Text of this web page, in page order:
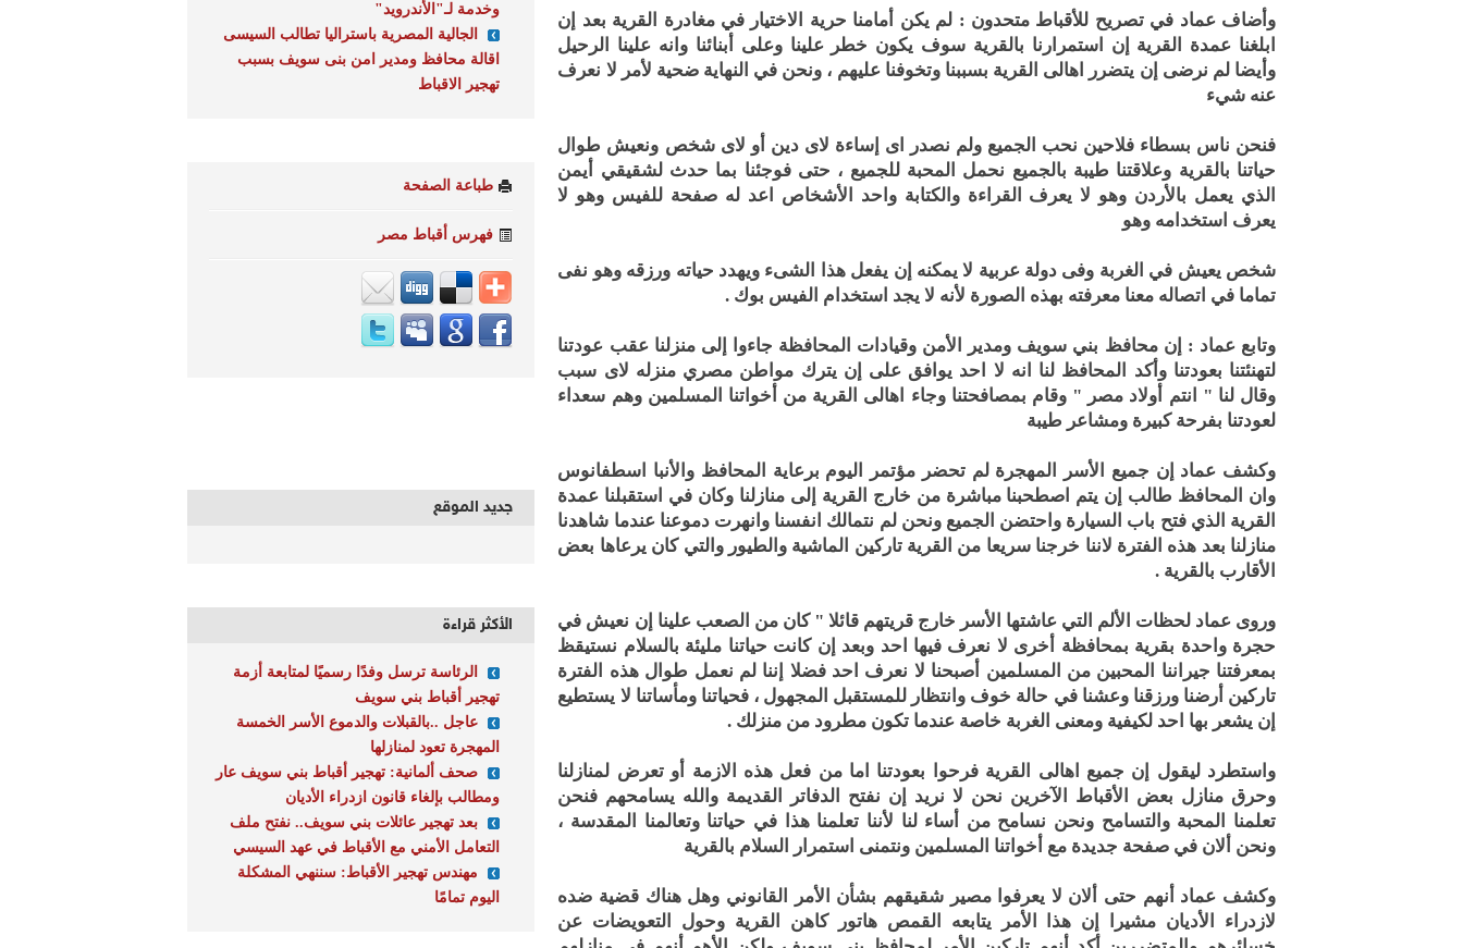
وأضاف عماد في تصريح للأقباط متحدون : لم يكن أمامنا حرية الاختيار في مغادرة القرية بعد إن
ابلغنا عمدة القرية إن استمرارنا بالقرية سوف يكون خطر علينا وعلى أبنائنا وانه علينا الرحيل
وأيضا لم نرضى إن يتضرر اهالى القرية بسببنا وتخوفنا عليهم ، ونحن في النهاية ضحية لأمر لا نعرف
عنه شيء
فنحن ناس بسطاء فلاحين نحب الجميع ولم نصدر اى إساءة لاى دين أو لاى شخص ونعيش طوال
حياتنا بالقرية وعلاقتنا طيبة بالجميع نحمل المحبة للجميع ، حتى فوجئنا بما حدث لشقيقي أيمن
الذي يعمل بالأردن وهو لا يعرف القراءة والكتابة واحد الأشخاص اعد له صفحة للفيس وهو لا
يعرف استخدامه وهو
شخص يعيش في الغربة وفى دولة عربية لا يمكنه إن يفعل هذا الشىء ويهدد حياته ورزقه وهو نفى
تماما في اتصاله معنا معرفته بهذه الصورة لأنه لا يجد استخدام الفيس بوك .
وتابع عماد : إن محافظ بني سويف ومدير الأمن وقيادات المحافظة جاءوا إلى منزلنا عقب عودتنا
لتهنئتنا بعودتنا وأكد المحافظ لنا انه لا احد يوافق على إن يترك مواطن مصري منزله لاى سبب
وقال لنا " انتم أولاد مصر " وقام بمصافحتنا وجاء اهالى القرية من أخواتنا المسلمين وهم سعداء
لعودتنا بفرحة كبيرة ومشاعر طيبة
وكشف عماد إن جميع الأسر المهجرة لم تحضر مؤتمر اليوم برعاية المحافظ والأنبا اسطفانوس
وان المحافظ طالب إن يتم اصطحبنا مباشرة من خارج القرية إلى منازلنا وكان في استقبلنا عمدة
القرية الذي فتح باب السيارة واحتضن الجميع ونحن لم نتمالك انفسنا وانهرت دموعنا عندما شاهدنا
منازلنا بعد هذه الفترة لاننا خرجنا سريعا من القرية تاركين الماشية والطيور والتي كان يرعاها بعض
الأقارب بالقرية .
وروى عماد لحظات الألم التي عاشتها الأسر خارج قريتهم قائلا " كان من الصعب علينا إن نعيش في
حجرة واحدة بقرية بمحافظة أخرى لا نعرف فيها احد وبعد إن كانت حياتنا مليئة بالسلام نستيقظ
بمعرفتنا جيراننا المحبين من المسلمين أصبحنا لا نعرف احد فضلا إننا لم نعمل طوال هذه الفترة
تاركين أرضنا ورزقنا وعشنا في حالة خوف وانتظار للمستقبل المجهول ، فحياتنا ومأساتنا لا يستطيع
إن يشعر بها احد لكيفية ومعنى الغربة خاصة عندما تكون مطرود من منزلك .
واستطرد ليقول إن جميع اهالى القرية فرحوا بعودتنا اما من فعل هذه الازمة أو تعرض لمنازلنا
وحرق منازل بعض الأقباط الآخرين نحن لا نريد إن نفتح الدفاتر القديمة والله يسامحهم فنحن
تعلمنا المحبة والتسامح ونحن نسامح من أساء لنا لأننا تعلمنا هذا في حياتنا وتعالمنا المقدسة ،
ونحن ألان في صفحة جديدة مع أخواتنا المسلمين ونتمنى استمرار السلام بالقرية
وكشف عماد أنهم حتى ألان لا يعرفوا مصير شقيقهم بشأن الأمر القانوني وهل هناك قضية ضده
لازدراء الأديان مشيرا إن هذا الأمر يتابعه القمص هاتور كاهن القرية وحول التعويضات عن
وخدمة لـ"الأندرويد"
الجالية المصرية باستراليا تطالب السيسى
اقالة محافظ ومدير امن بنى سويف بسبب
تهجير الاقباط
طباعة الصفحة
فهرس أقباط مصر
جديد الموقع
الأكثر قراءة
الرئاسة ترسل وفدًا رسميًا لمتابعة أزمة
تهجير أقباط بني سويف
عاجل ..بالقبلات والدموع الأسر الخمسة
المهجرة تعود لمنازلها
صحف ألمانية: تهجير أقباط بني سويف عار
ومطالب بإلغاء قانون ازدراء الأديان
بعد تهجير عائلات بني سويف.. نفتح ملف
التعامل الأمني مع الأقباط في عهد السيسي
مهندس تهجير الأقباط: سننهي المشكلة
اليوم تمامًا